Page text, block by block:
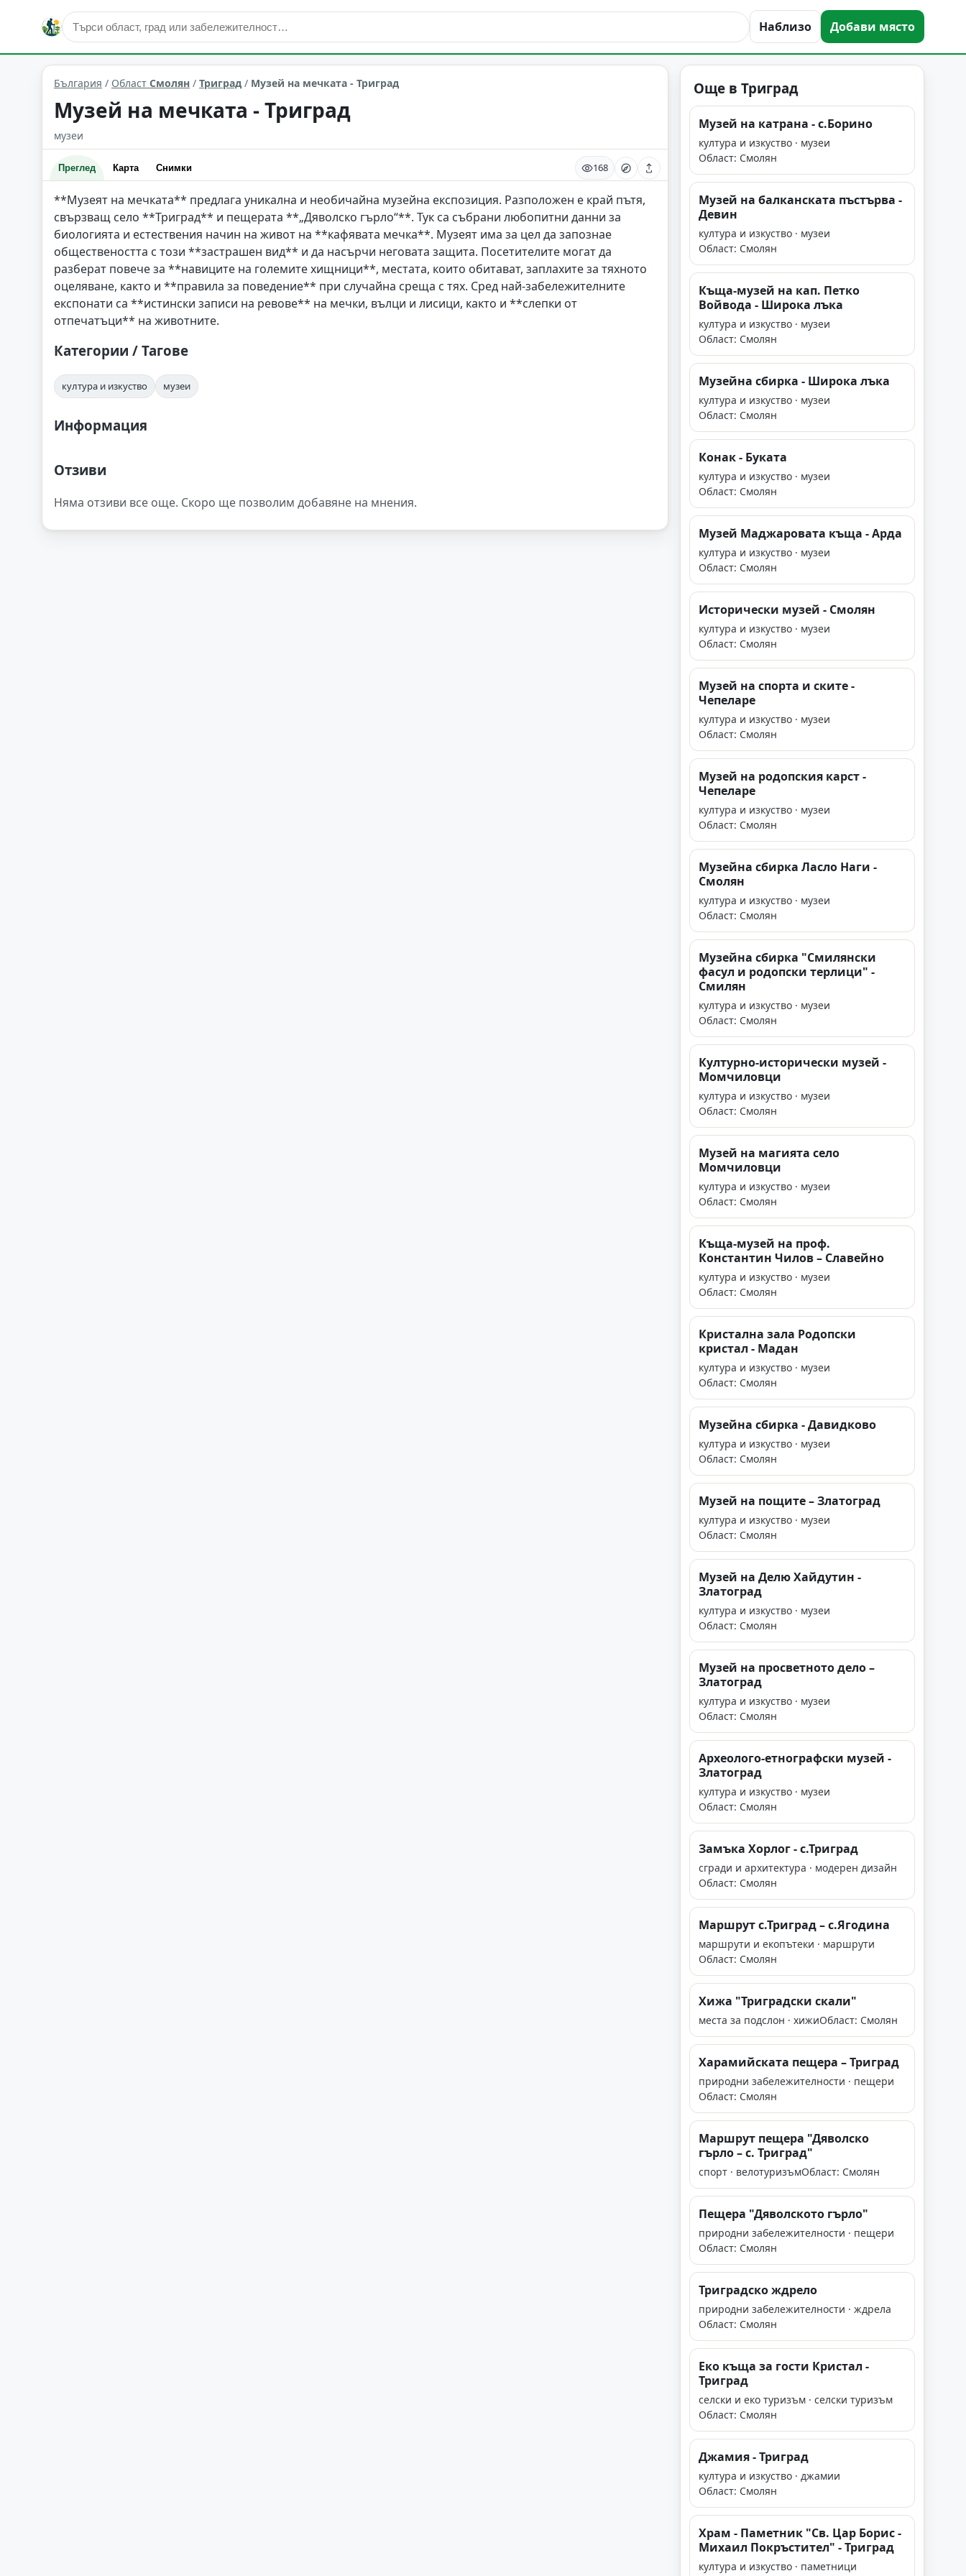
Наблизо Добави място
култура и изкуство Триград Област: Смолян
България / Област Смолян / Триград / Музей на мечката - Триград
Музей на мечката - Триград
музеи
Преглед Карта Снимки 168
**Музеят на мечката** предлага уникална и необичайна музейна експозиция. Разположен е край пътя,
свързващ село **Триград** и пещерата **„Дяволско гърло“**. Тук са събрани любопитни данни за
биологията и естествения начин на живот на **кафявата мечка**. Музеят има за цел да запознае
обществеността с този **застрашен вид** и да насърчи неговата защита. Посетителите могат да
разберат повече за **навиците на големите хищници**, местата, които обитават, заплахите за тяхното
оцеляване, както и **правила за поведение** при случайна среща с тях. Сред най-забележителните
експонати са **истински записи на ревове** на мечки, вълци и лисици, както и **слепки от
отпечатъци** на животните.
Категории / Тагове
култура и изкуство музеи
Информация
Отзиви
Няма отзиви все още. Скоро ще позволим добавяне на мнения.
Още в Триград
Музей на катрана - с.Борино
култура и изкуство · музеи
Област: Смолян
Музей на балканската пъстърва -
Девин
култура и изкуство · музеи
Област: Смолян
Къща-музей на кап. Петко
Войвода - Широка лъка
култура и изкуство · музеи
Област: Смолян
Музейна сбирка - Широка лъка
култура и изкуство · музеи
Област: Смолян
Конак - Буката
култура и изкуство · музеи
Област: Смолян
Музей Маджаровата къща - Арда
култура и изкуство · музеи
Област: Смолян
Исторически музей - Смолян
култура и изкуство · музеи
Област: Смолян
Музей на спорта и ските -
Чепеларе
култура и изкуство · музеи
Област: Смолян
Музей на родопския карст -
Чепеларе
култура и изкуство · музеи
Област: Смолян
Музейна сбирка Ласло Наги -
Смолян
култура и изкуство · музеи
Област: Смолян
Музейна сбирка "Смилянски
фасул и родопски терлици" -
Смилян
култура и изкуство · музеи
Област: Смолян
Културно-исторически музей -
Момчиловци
култура и изкуство · музеи
Област: Смолян
Музей на магията село
Момчиловци
култура и изкуство · музеи
Област: Смолян
Къща-музей на проф.
Константин Чилов – Славейно
култура и изкуство · музеи
Област: Смолян
Кристална зала Родопски
кристал - Мадан
култура и изкуство · музеи
Област: Смолян
Музейна сбирка - Давидково
култура и изкуство · музеи
Област: Смолян
Музей на пощите – Златоград
култура и изкуство · музеи
Област: Смолян
Музей на Делю Хайдутин -
Златоград
култура и изкуство · музеи
Област: Смолян
Музей на просветното дело –
Злaтоград
култура и изкуство · музеи
Област: Смолян
Археолого-етнографски музей -
Златоград
култура и изкуство · музеи
Област: Смолян
Замъка Хорлог - с.Триград
сгради и архитектура · модерен дизайн
Област: Смолян
Маршрут с.Триград – с.Ягодина
маршрути и екопътеки · маршрути
Област: Смолян
Хижа "Триградски скали"
места за подслон · хижиОбласт: Смолян
Харамийската пещера – Триград
природни забележителности · пещери
Област: Смолян
Маршрут пещера "Дяволско
гърло – с. Триград"
спорт · велотуризъмОбласт: Смолян
Пещера "Дяволското гърло"
природни забележителности · пещери
Област: Смолян
Триградско ждрело
природни забележителности · ждрела
Област: Смолян
Еко къща за гости Кристал -
Триград
селски и еко туризъм · селски туризъм
Област: Смолян
Джамия - Триград
култура и изкуство · джамии
Област: Смолян
Храм - Паметник "Св. Цар Борис -
Михаил Покръстител" - Триград
култура и изкуство · паметници